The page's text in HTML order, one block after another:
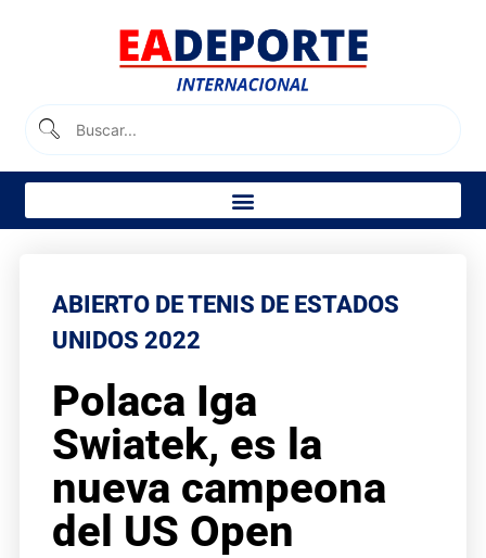
ABIERTO DE TENIS DE ESTADOS
UNIDOS 2022
Polaca Iga
Swiatek, es la
nueva campeona
del US Open